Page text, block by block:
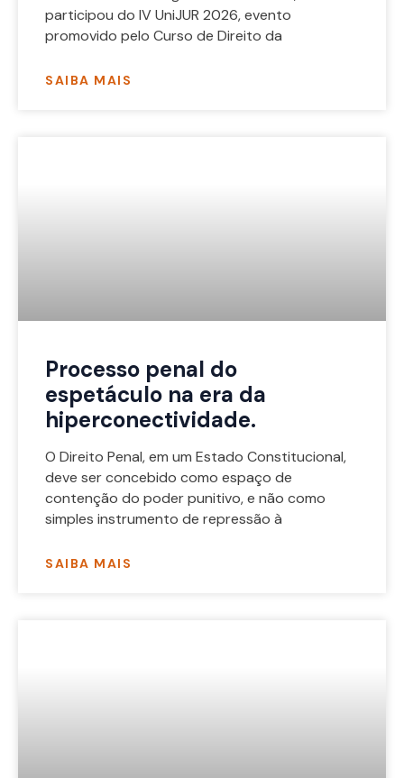
participou do IV UniJUR 2026, evento
promovido pelo Curso de Direito da
SAIBA MAIS
Processo penal do
espetáculo na era da
hiperconectividade.
O Direito Penal, em um Estado Constitucional,
deve ser concebido como espaço de
contenção do poder punitivo, e não como
simples instrumento de repressão à
SAIBA MAIS